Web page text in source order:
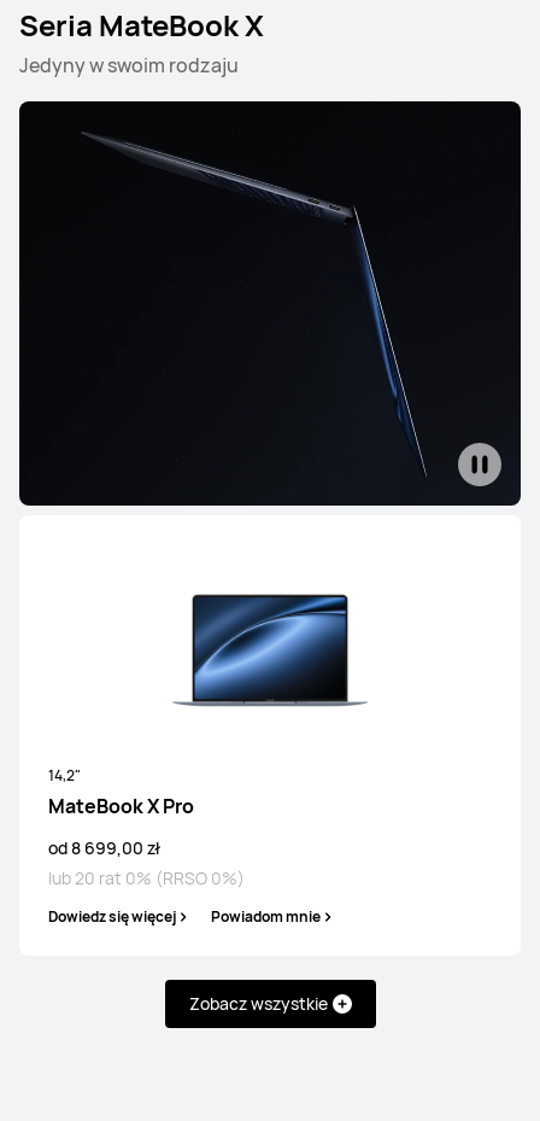
Seria MateBook X
Jedyny w swoim rodzaju
14,2"
MateBook X Pro
od 8 699,00 zł
lub 20 rat 0% (RRSO 0%)
Dowiedz się więcej Powiadom mnie
Zobacz wszystkie